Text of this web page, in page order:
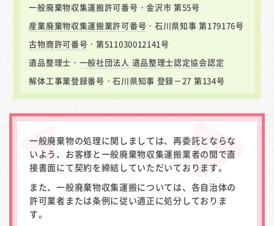
一般廃棄物収集運搬許可番号・金沢市 第55号
産業廃棄物収集運搬業許可番号 ・石川県知事 第179176号
古物商許可番号 ・第511030012141号
遺品整理士・ 一般社団法人 遺品整理士認定協会認定
解体工事業登録番号・石川県知事 登録－27 第134号
一般廃棄物の処理に関しましては、再委託とならな
いよう、お客様と一般廃棄物収集運搬業者の間で直
接書面にて契約を締結していただいております。
また、一般廃棄物収集運搬については、各自治体の
許可業者または条例に従い適正に処分しておりま
す。